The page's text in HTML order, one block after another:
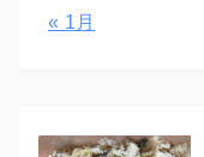
« 1月